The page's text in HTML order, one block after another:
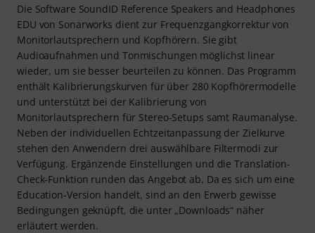
Die Software SoundID Reference Speakers and Headphones
EDU von Sonarworks dient zur Frequenzgangkorrektur von
Monitorlautsprechern und Kopfhörern. Sie gibt
Audioaufnahmen und Tonmischungen möglichst linear
wieder, um sie besser beurteilen zu können. Das Programm
enthält Kalibrierungskurven für über 280 Kopfhörermodelle
und unterstützt bei der Kalibrierung von
Monitorlautsprechern für Stereo-Setups samt Raumanalyse.
Neben der individuellen Echtzeitanpassung der Zielkurve
stehen den Anwendern drei auswählbare Filtermodi zur
Verfügung. Ergänzende Einstellungen und die Translation-
Check-Funktion runden das Angebot ab. Da es sich um eine
Education-Version handelt, sind an den Erwerb gewisse
Bedingungen geknüpft, die unter „Downloads“ näher
erläutert werden.